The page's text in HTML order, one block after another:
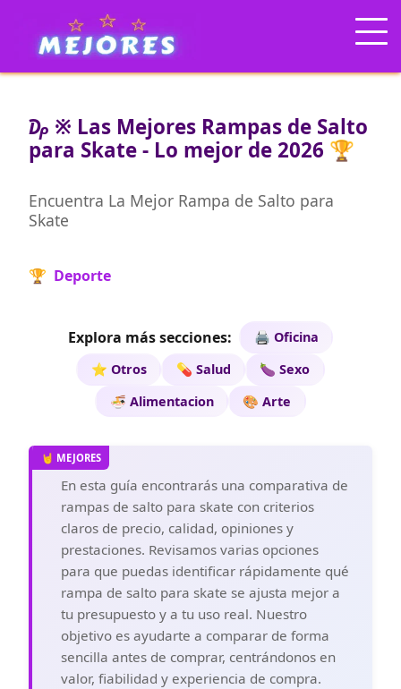
₯ ※ Las Mejores Rampas de Salto
para Skate - Lo mejor de 2026 🏆
Encuentra La Mejor Rampa de Salto para
Skate
🏆 Deporte
Explora más secciones:
🖨️ Oficina
⭐ Otros
💊 Salud
🍆 Sexo
🍜 Alimentacion
🎨 Arte
En esta guía encontrarás una comparativa de
rampas de salto para skate con criterios
claros de precio, calidad, opiniones y
prestaciones. Revisamos varias opciones
para que puedas identificar rápidamente qué
rampa de salto para skate se ajusta mejor a
tu presupuesto y a tu uso real. Nuestro
objetivo es ayudarte a comparar de forma
sencilla antes de comprar, centrándonos en
valor, fiabilidad y experiencia de compra.